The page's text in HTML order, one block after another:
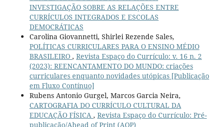
INVESTIGAÇÃO SOBRE AS RELAÇÕES ENTRE
CURRÍCULOS INTEGRADOS E ESCOLAS
DEMOCRÁTICAS
Carolina Giovannetti, Shirlei Rezende Sales,
POLÍTICAS CURRICULARES PARA O ENSINO MÉDIO
BRASILEIRO , Revista Espaço do Currículo: v. 16 n. 2
(2023): REENCANTAMENTO DO MUNDO: criações
curriculares enquanto novidades utópicas [Publicação
em Fluxo Contínuo]
Rubens Antonio Gurgel, Marcos Garcia Neira,
CARTOGRAFIA DO CURRÍCULO CULTURAL DA
EDUCAÇÃO FÍSICA , Revista Espaço do Currículo: Pré-
publicação/Ahead of Print (AOP)